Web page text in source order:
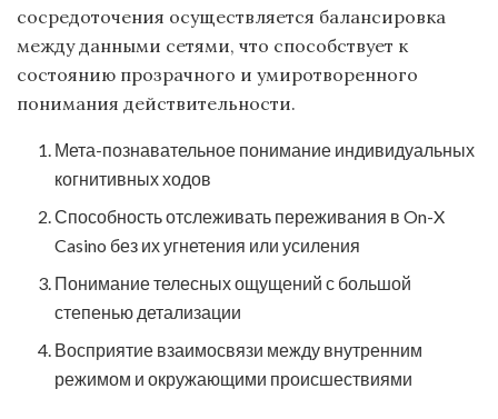
сосредоточения осуществляется балансировка
между данными сетями, что способствует к
состоянию прозрачного и умиротворенного
понимания действительности.
Мета-познавательное понимание индивидуальных
когнитивных ходов
Способность отслеживать переживания в On-X
Casino без их угнетения или усиления
Понимание телесных ощущений с большой
степенью детализации
Восприятие взаимосвязи между внутренним
режимом и окружающими происшествиями